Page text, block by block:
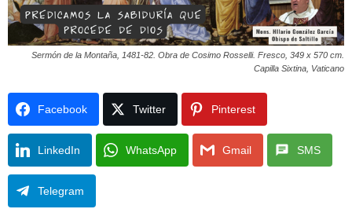
Sermón de la Montaña, 1481-82. Obra de Cosimo Rosselli. Fresco, 349 x 570 cm.
Capilla Sixtina, Vaticano
Facebook Twitter Pinterest
LinkedIn WhatsApp Gmail SMS
Telegram